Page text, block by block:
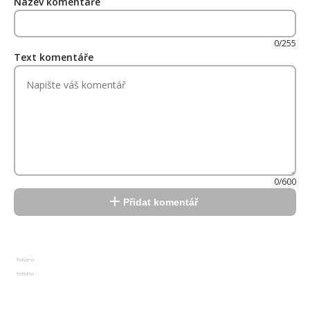
0/255
Text komentáře
0/600
Přidat komentář
Reklama
Reklama